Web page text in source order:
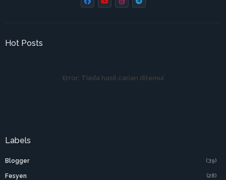
Hot Posts
Error: Tiada hasil carian ditemui
Labels
Blogger (39)
Fesyen (28)